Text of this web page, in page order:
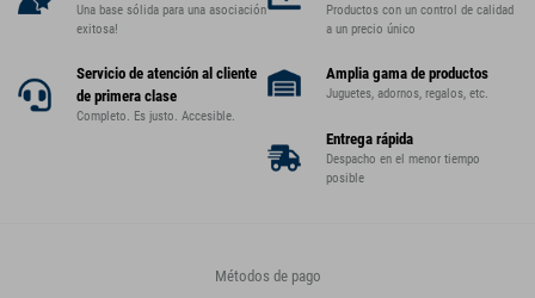
Una base sólida para una asociación
exitosa!
Productos con un control de calidad
a un precio único
Servicio de atención al cliente
de primera clase
Completo. Es justo. Accesible.
Amplia gama de productos
Juguetes, adornos, regalos, etc.
Entrega rápida
Despacho en el menor tiempo
posible
Métodos de pago